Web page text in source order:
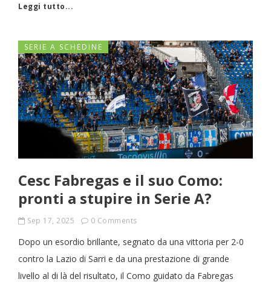
Leggi tutto...
SERIE A SCHEDINE
Cesc Fabregas e il suo Como:
pronti a stupire in Serie A?
Sep 17, 2025 0 Comments
Dopo un esordio brillante, segnato da una vittoria per 2-0
contro la Lazio di Sarri e da una prestazione di grande
livello al di là del risultato, il Como guidato da Fabregas